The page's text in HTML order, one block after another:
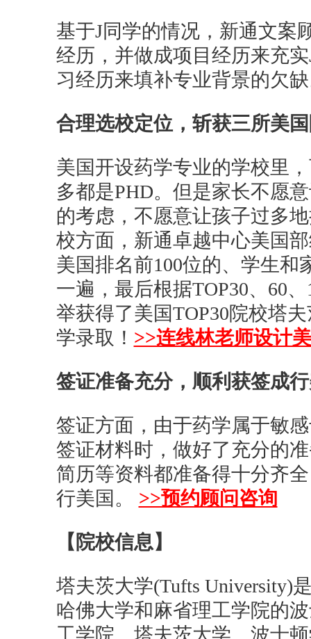
基于J同学的情况，新通文案
经历，并做成项目经历来充
习经历来填补专业背景的欠
合理选校定位，斩获三所美
美国开设药学专业的学校里
多都是PHD。但是家长不愿
的考虑，不愿意让孩子过多
校方面，新通卓越中心美国
美国排名前100位的、学生和
一遍，最后根据TOP30、60
举获得了美国TOP30院校塔
学录取！ >>连线林老师设计
签证准备充分，顺利获签成
签证方面，由于药学属于敏
签证材料时，做好了充分的
简历等资料都准备得十分齐
行美国。
>>预约顾问咨询
【院校信息】
塔夫茨大学(Tufts University)
哈佛大学和麻省理工学院的
工学院、塔夫茨大学、波士